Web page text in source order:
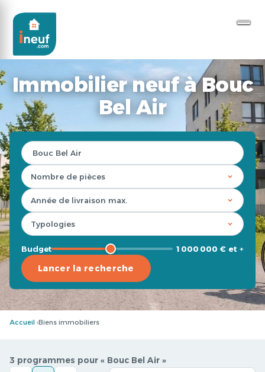
Immobilier neuf à Bouc
Bel Air
Budget 1 000 000 € et +
Lancer la recherche
Accueil Biens immobiliers
3 programmes pour « Bouc Bel Air »